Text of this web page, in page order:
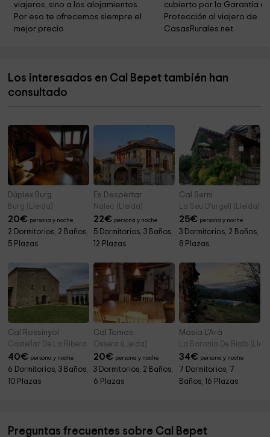
Ayuntamiento de Montclar
Ayuntamiento De Vilanova De Meia 5,0 km
Iglesia de Sant Pere 6,5 km
viajeros, sino a los alojamientos.
Por eso te ofrecemos siempre el
mejor precio.
cubierto por la Garantía
Protección al viajero de
CasasRurales.net
Los interesados en Cal Bepet también han
consultado
Dúplex Burg
Burg (Lleida)
20€ persona y noche
2 Dormitorios, 2 Baños,
5 Plazas
Es Despertar
Nalec (Lleida)
22€ persona y noche
5 Dormitorios, 3 Baños,
12 Plazas
Cal Serni
La Seu D'urgell (Lleida)
25€ persona y noche
3 Dormitorios, 2 Baños,
8 Plazas
Cal Rossinyol
Castellar De La Ribera (Lleida)
40€ persona y noche
6 Dormitorios, 3 Baños,
10 Plazas
Cal Tomas
Ossera (Lleida)
20€ persona y noche
3 Dormitorios, 2 Baños,
6 Plazas
Masía L'Arà
La Baronia De Rialb
34€ persona y noche
7 Dormitorios, 7
Baños, 16 Plazas
Preguntas frecuentes sobre Cal Bepet